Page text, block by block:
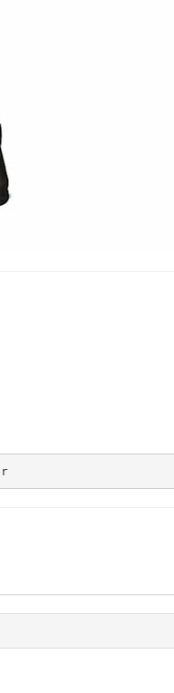
magnet:?xt=urn:btih:4011753ecc24de9e0b964a61200dc32074c2fd89&dn=Nekomoe_kissaten_2026_Summer